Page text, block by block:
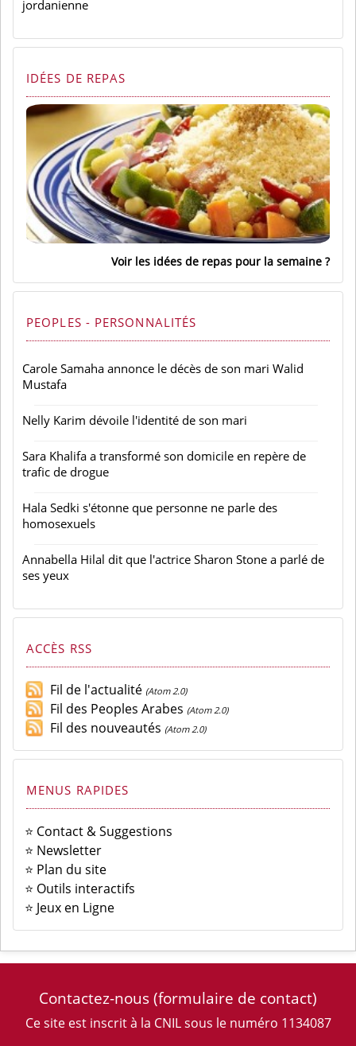
jordanienne
IDÉES DE REPAS
Voir les idées de repas pour la semaine
PEOPLES - PERSONNALITÉS
Carole Samaha annonce le décès de son mari Walid
Mustafa
Nelly Karim dévoile l'identité de son mari
Sara Khalifa a transformé son domicile en repère de
trafic de drogue
Hala Sedki s'étonne que personne ne parle des
homosexuels
Annabella Hilal dit que l'actrice Sharon Stone a parlé de
ses yeux
ACCÈS RSS
Fil de l'actualité (Atom 2.0)
Fil des Peoples Arabes (Atom 2.0)
Fil des nouveautés (Atom 2.0)
MENUS RAPIDES
⭐ Contact & Suggestions
⭐ Newsletter
⭐ Plan du site
⭐ Outils interactifs
⭐ Jeux en Ligne
Contactez-nous(formulaire de contact)
Ce site est inscrit à la CNIL sous le numéro 1134087